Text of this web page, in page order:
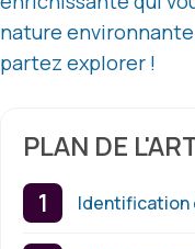
nature
partez explorer !
PLAN DE
Identification